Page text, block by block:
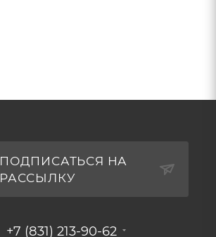
ПОДПИСАТЬСЯ НА
РАССЫЛКУ
+7 (831) 213-90-62